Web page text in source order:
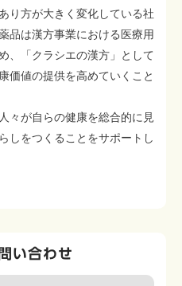
り方が大きく変化している社
品は漢方事業における医療用
、「クラシエの漢方」として
価値の提供を高めていくこと
々が自らの健康を総合的に見
しをつくることをサポートし
い合わせ